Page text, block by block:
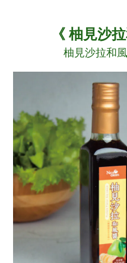
《柚見沙
柚見沙拉和